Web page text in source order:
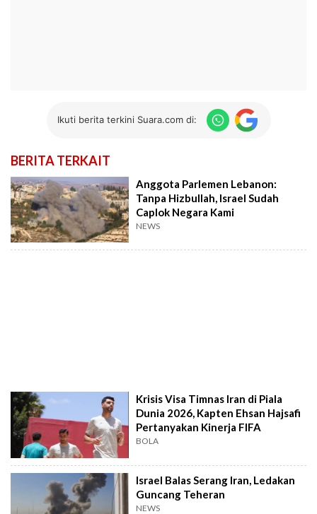
Ikuti berita terkini Suara.com di:
BERITA TERKAIT
Anggota Parlemen Lebanon:
Tanpa Hizbullah, Israel Sudah
Caplok Negara Kami
NEWS
Krisis Visa Timnas Iran di Piala
Dunia 2026, Kapten Ehsan Hajsafi
Pertanyakan Kinerja FIFA
BOLA
Israel Balas Serang Iran, Ledakan
Guncang Teheran
NEWS